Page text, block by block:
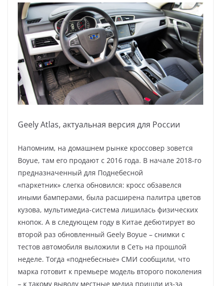
Geely Atlas, актуальная версия для России
Напомним, на домашнем рынке кроссовер зовется
Boyue, там его продают с 2016 года. В начале 2018-го
предназначенный для Поднебесной
«паркетник» слегка обновился: кросс обзавелся
иными бамперами, была расширена палитра цветов
кузова, мультимедиа-система лишилась физических
кнопок. А в следующем году в Китае дебютирует во
второй раз обновленный Geely Boyue – снимки с
тестов автомобиля выложили в Сеть на прошлой
неделе. Тогда «поднебесные» СМИ сообщили, что
марка готовит к премьере модель второго поколения
– к такому выводу местные медиа пришли из-за